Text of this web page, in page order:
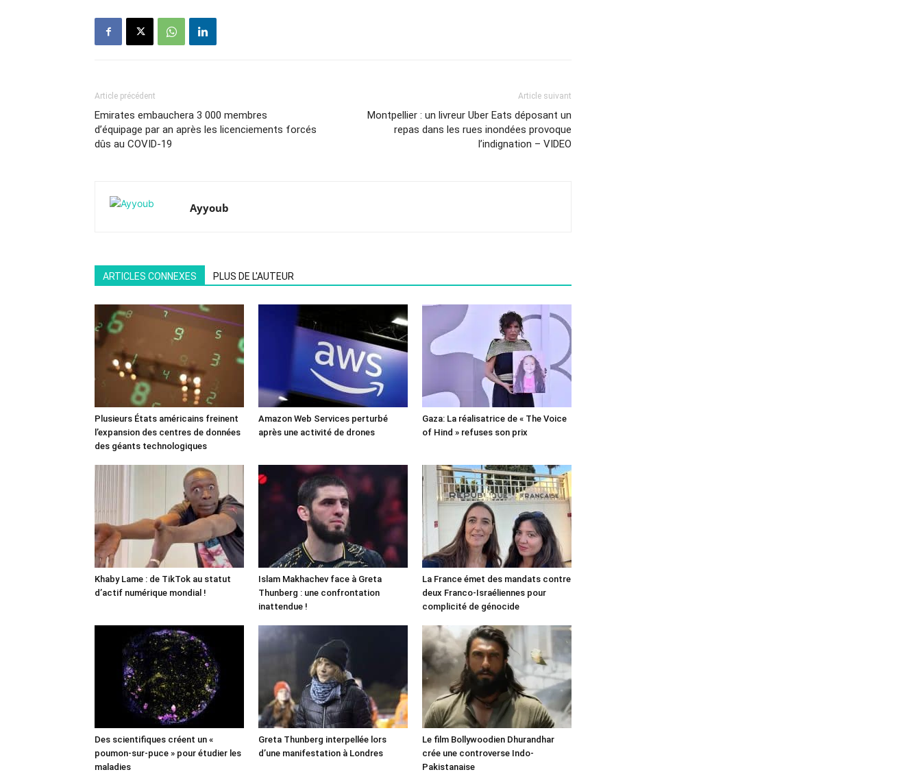
Article précédent
Emirates embauchera 3 000 membres
d’équipage par an après les licenciements forcés
dûs au COVID-19
Article suivant
Montpellier : un livreur Uber Eats déposant un
repas dans les rues inondées provoque
l’indignation – VIDEO
Ayyoub
ARTICLES CONNEXES PLUS DE L'AUTEUR
Plusieurs États américains freinent
l’expansion des centres de données
des géants technologiques
Amazon Web Services perturbé
après une activité de drones
Gaza: La réalisatrice de « The Voice
of Hind » refuses son prix
Khaby Lame : de TikTok au statut
d’actif numérique mondial !
Islam Makhachev face à Greta
Thunberg : une confrontation
inattendue !
La France émet des mandats contre
deux Franco-Israéliennes pour
complicité de génocide
Des scientifiques créent un «
poumon-sur-puce » pour étudier les
maladies
Greta Thunberg interpellée lors
d’une manifestation à Londres
Le film Bollywoodien Dhurandhar
crée une controverse Indo-
Pakistanaise